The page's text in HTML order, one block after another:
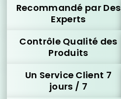
Recommandé par Des
Experts
Contrôle Qualité des
Produits
Un Service Client 7
jours / 7